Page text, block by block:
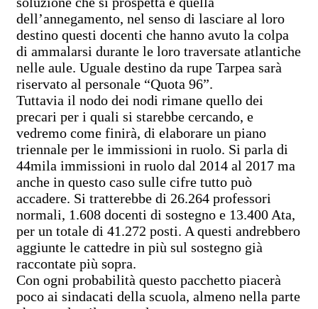
dell’annegamento, nel senso di lasciare al loro
destino questi docenti che hanno avuto la colpa
di ammalarsi durante le loro traversate atlantiche
nelle aule. Uguale destino da rupe Tarpea sarà
riservato al personale “Quota 96”.
Tuttavia il nodo dei nodi rimane quello dei
precari per i quali si starebbe cercando, e
vedremo come finirà, di elaborare un piano
triennale per le immissioni in ruolo. Si parla di
44mila immissioni in ruolo dal 2014 al 2017 ma
anche in questo caso sulle cifre tutto può
accadere. Si tratterebbe di 26.264 professori
normali, 1.608 docenti di sostegno e 13.400 Ata,
per un totale di 41.272 posti. A questi andrebbero
aggiunte le cattedre in più sul sostegno già
raccontate più sopra.
Con ogni probabilità questo pacchetto piacerà
poco ai sindacati della scuola, almeno nella parte